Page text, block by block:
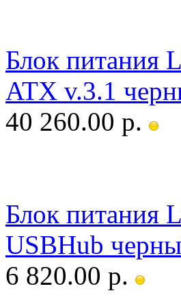
Блок питания
ATX v.3.1
40 260.00 р.
Блок питания
USBHub
6 820.00 р.